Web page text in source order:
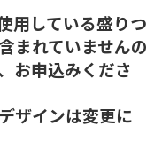
用している盛りつ
まれていませんの
お申込みくださ
ザインは変更に